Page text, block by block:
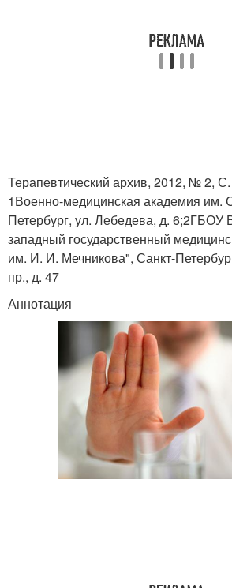
Терапевтический архив, 2012, № 2,
1Военно-медицинская академия им.
Петербург, ул. Лебедева, д.
западный государственный
им. И. И. Мечникова", Санкт-
пр., д. 47
Аннотация